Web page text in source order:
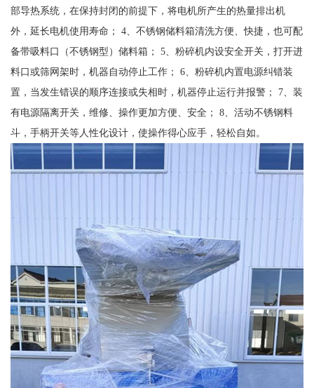
部导热系统，在保持封闭的前提下，将电机所产生的热量排出机
外，延长电机使用寿命； 4、不锈钢储料箱清洗方便、快捷，也可配
备带吸料口（不锈钢型）储料箱； 5、粉碎机内设安全开关，打开进
料口或筛网架时，机器自动停止工作； 6、粉碎机内置电源纠错装
置，当发生错误的顺序连接或失相时，机器停止运行并报警； 7、装
有电源隔离开关，维修、操作更加方便、安全； 8、活动不锈钢料
斗，手柄开关等人性化设计，使操作得心应手，轻松自如。